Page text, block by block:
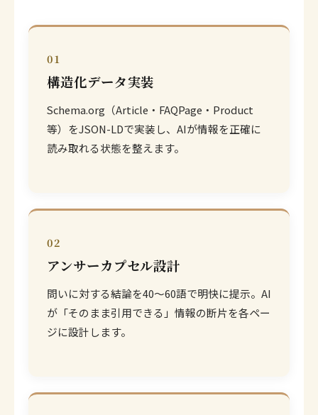
01
構造化データ実装
Schema.org（Article・FAQPage・Product
等）をJSON-LDで実装し、AIが情報を正確に
読み取れる状態を整えます。
02
アンサーカプセル設計
問いに対する結論を40〜60語で明快に提示。AI
が「そのまま引用できる」情報の断片を各ペー
ジに設計します。